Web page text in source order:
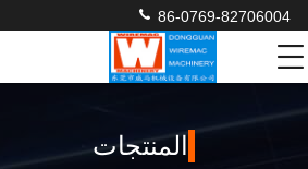
86-0769-82706004
المنتجات